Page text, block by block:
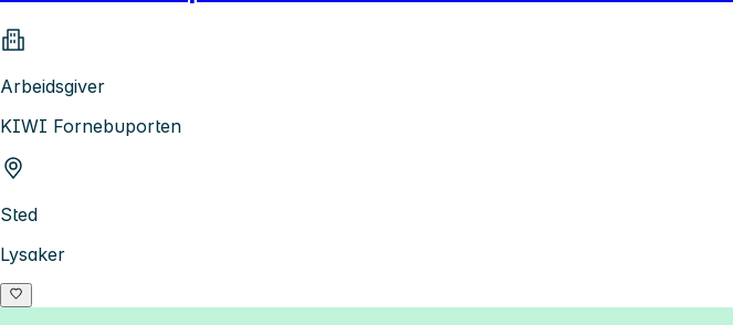
Arbeidsgiver
KIWI Fornebuporten
Sted
Lysaker